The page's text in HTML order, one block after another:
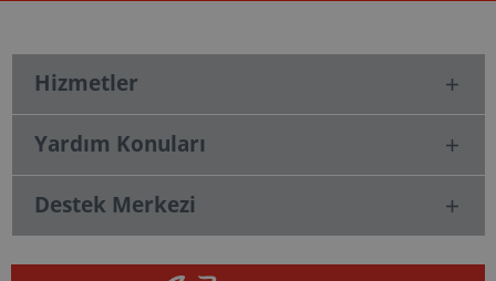
Hizmetler
Yardım Konuları
Destek Merkezi